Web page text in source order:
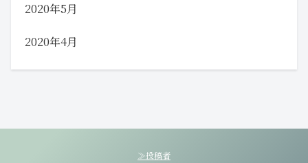
2020年5月
2020年4月
≫投稿者